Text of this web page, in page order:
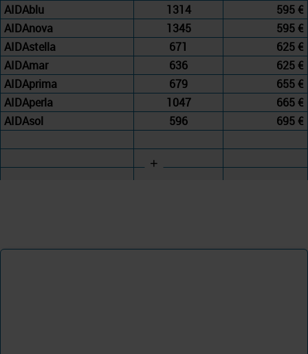
AIDAblu
1314
595 €
AIDAnova
1345
595 €
AIDAstella
671
625 €
AIDAmar
636
625 €
AIDAprima
679
655 €
AIDAperla
1047
665 €
AIDAsol
596 695 €
+